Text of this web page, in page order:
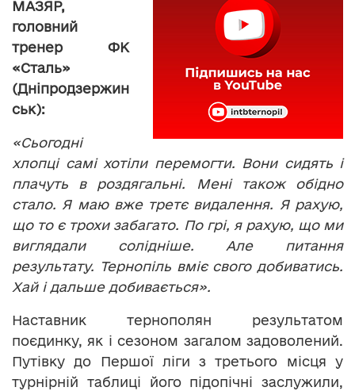
МАЗЯР,
головний
тренер ФК
«Сталь»
(Дніпродзержин
ськ):
«Сьогодні
хлопці самі хотіли перемогти. Вони сидять і
плачуть в роздягальні. Мені також обідно
стало. Я маю вже третє видалення. Я рахую,
що то є трохи забагато. По грі, я рахую, що ми
виглядали солідніше. Але питання
результату. Тернопіль вміє свого добиватись.
Хай і дальше добивається».
Наставник тернополян результатом
поєдинку, як і сезоном загалом задоволений.
Путівку до Першої ліги з третього місця у
турнірній таблиці його підопічні заслужили,